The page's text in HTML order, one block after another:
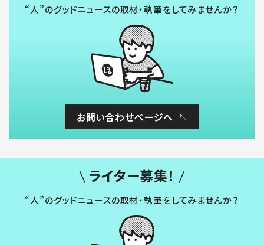
“人”のグッドニュースの取材・執筆をしてみませんか？
お問い合わせページへ
ライター募集！
“人”のグッドニュースの取材・執筆をしてみませんか？